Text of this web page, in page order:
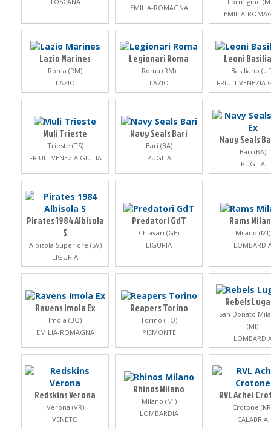
EMILIA-ROMAGNA
EMILIA-
Lazio Marines
Roma (RM)
LAZIO
Legionari Roma
Roma (RM)
LAZIO
Leoni
Basiliano
FRIULI-VENEZIA
Muli Trieste
Trieste (TS)
FRIULI-VENEZIA GIULIA
Navy Seals Bari
Bari (BA)
PUGLIA
Navy Seals
Bari (BA)
PUGLIA
Pirates 1984 Albisola
S
Albisola Superiore (SV)
LIGURIA
Predatori GdT
Chiavari (GE)
LIGURIA
Rams
Milano (MI)
Ravens Imola Ex
Imola (BO)
EMILIA-ROMAGNA
Reapers Torino
Torino (TO)
PIEMONTE
Rebels
San Donato
(MI)
Redskins Verona
Verona (VR)
VENETO
Rhinos Milano
Milano (MI)
LOMBARDIA
RVL Achei
Crotone
CALABRIA